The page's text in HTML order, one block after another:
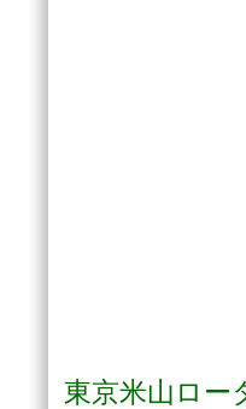
東京米山ロー